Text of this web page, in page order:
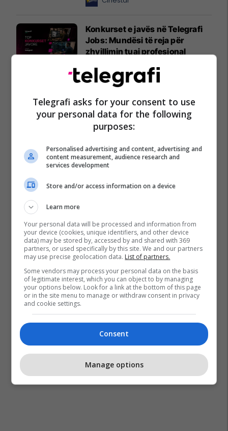
Konkurset e javës në Telegrafi
Jobs: Mundësi të reja për
zhvillimin tuaj profesional
më tepër!
Petrol Company
Telegrafi asks for your consent to use
your personal data for the following
purposes:
Personalised advertising and content, advertising and
content measurement, audience research and
services development
Store and/or access information on a device
Learn more
Your personal data will be processed and information from
your device (cookies, unique identifiers, and other device
data) may be stored by, accessed by and shared with 369
partners, or used specifically by this site. We and our partners
may use precise geolocation data. List of partners.
Some vendors may process your personal data on the basis
of legitimate interest, which you can object to by managing
your options below. Look for a link at the bottom of this page
or in the site menu to manage or withdraw consent in privacy
and cookie settings.
Consent
Manage options